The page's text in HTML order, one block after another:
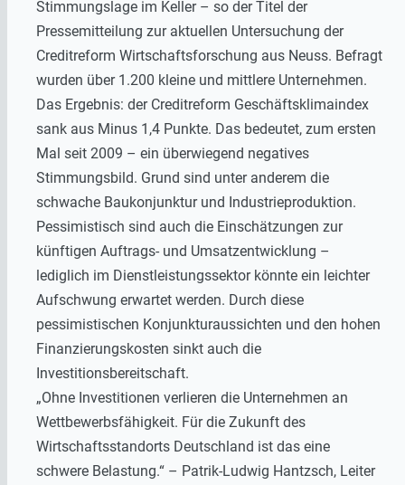
Stimmungslage im Keller – so der Titel der
Pressemitteilung zur aktuellen Untersuchung der
Creditreform Wirtschaftsforschung aus Neuss. Befragt
wurden über 1.200 kleine und mittlere Unternehmen.
Das Ergebnis: der Creditreform Geschäftsklimaindex
sank aus Minus 1,4 Punkte. Das bedeutet, zum ersten
Mal seit 2009 – ein überwiegend negatives
Stimmungsbild. Grund sind unter anderem die
schwache Baukonjunktur und Industrieproduktion.
Pessimistisch sind auch die Einschätzungen zur
künftigen Auftrags- und Umsatzentwicklung –
lediglich im Dienstleistungssektor könnte ein leichter
Aufschwung erwartet werden. Durch diese
pessimistischen Konjunkturaussichten und den hohen
Finanzierungskosten sinkt auch die
Investitionsbereitschaft.
„Ohne Investitionen verlieren die Unternehmen an
Wettbewerbsfähigkeit. Für die Zukunft des
Wirtschaftsstandorts Deutschland ist das eine
schwere Belastung.“ – Patrik-Ludwig Hantzsch, Leiter